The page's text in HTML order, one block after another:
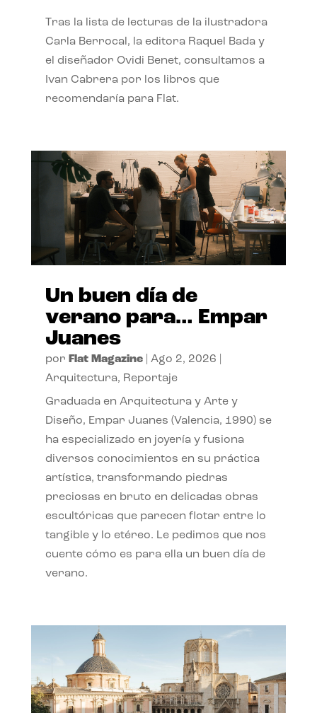
Tras la lista de lecturas de la ilustradora
Carla Berrocal, la editora Raquel Bada y
el diseñador Ovidi Benet, consultamos a
Ivan Cabrera por los libros que
recomendaría para Flat.
Un buen día de
verano para… Empar
Juanes
por Flat Magazine| Ago 2, 2026
Arquitectura, Reportaje
Graduada en Arquitectura y Arte y
Diseño, Empar Juanes (Valencia, 1990) se
ha especializado en joyería y fusiona
diversos conocimientos en su práctica
artística, transformando piedras
preciosas en bruto en delicadas obras
escultóricas que parecen flotar entre lo
tangible y lo etéreo. Le pedimos que nos
cuente cómo es para ella un buen día de
verano.